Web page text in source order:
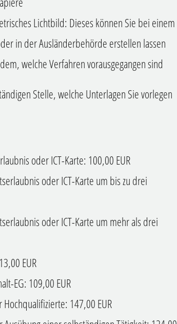
Lichtbild: Dieses können Sie bei einem
in der Ausländerbehörde erstellen lassen
welche Verfahren vorausgegangen sind
Stelle, welche Unterlagen Sie vorlegen
oder ICT-Karte: 100,00 EUR
oder ICT-Karte um bis zu drei
oder ICT-Karte um mehr als drei
EUR
EG: 109,00 EUR
147,00 EUR